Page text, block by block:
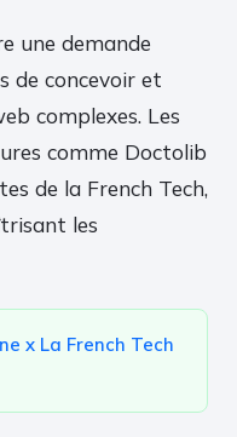
une demande
de concevoir et
complexes. Les
comme Doctolib
de la French Tech,
les
x La French Tech